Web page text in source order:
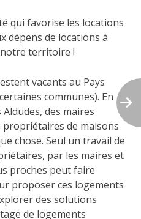
qui favorise les locations
dépens de locations à
notre territoire !
vacants au Pays
communes). En
des maires
de maisons
chose. Seul un travail de
par les maires et
proches peut faire
proposer ces logements
des solutions
de logements